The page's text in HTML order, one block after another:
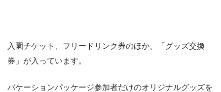
入園チケット、フリードリンク券のほか、「グッズ交換
券」が入っています。
バケーションパッケージ参加者だけのオリジナルグッズを